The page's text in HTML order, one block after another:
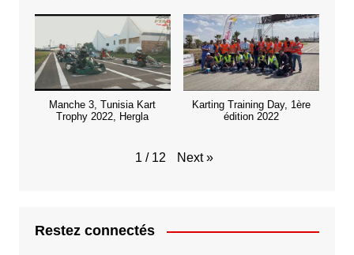
Manche 3, Tunisia Kart
Trophy 2022, Hergla
Karting Training Day, 1ère
édition 2022
1 / 12 Next »
Restez connectés